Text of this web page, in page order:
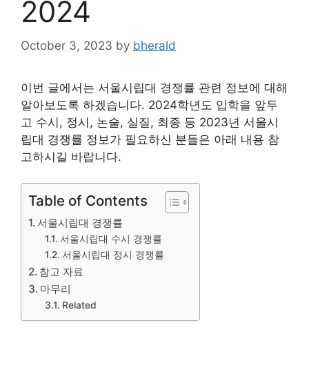
2024
October 3, 2023 by bherald
이번 글에서는 서울시립대 경쟁률 관련 정보에 대해
알아보도록 하겠습니다. 2024학년도 입학을 앞두
고 수시, 정시, 논술, 실질, 최종 등 2023년 서울시
립대 경쟁률 정보가 필요하신 분들은 아래 내용 참
고하시길 바랍니다.
Table of Contents
서울시립대 경쟁률
서울시립대 수시 경쟁률
서울시립대 정시 경쟁률
참고 자료
마무리
Related